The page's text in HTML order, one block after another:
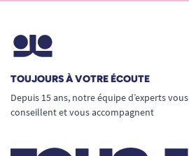
TOUJOURS À VOTRE ÉCOUTE
Depuis 15 ans, notre équipe d’experts vous
conseillent et vous accompagnent